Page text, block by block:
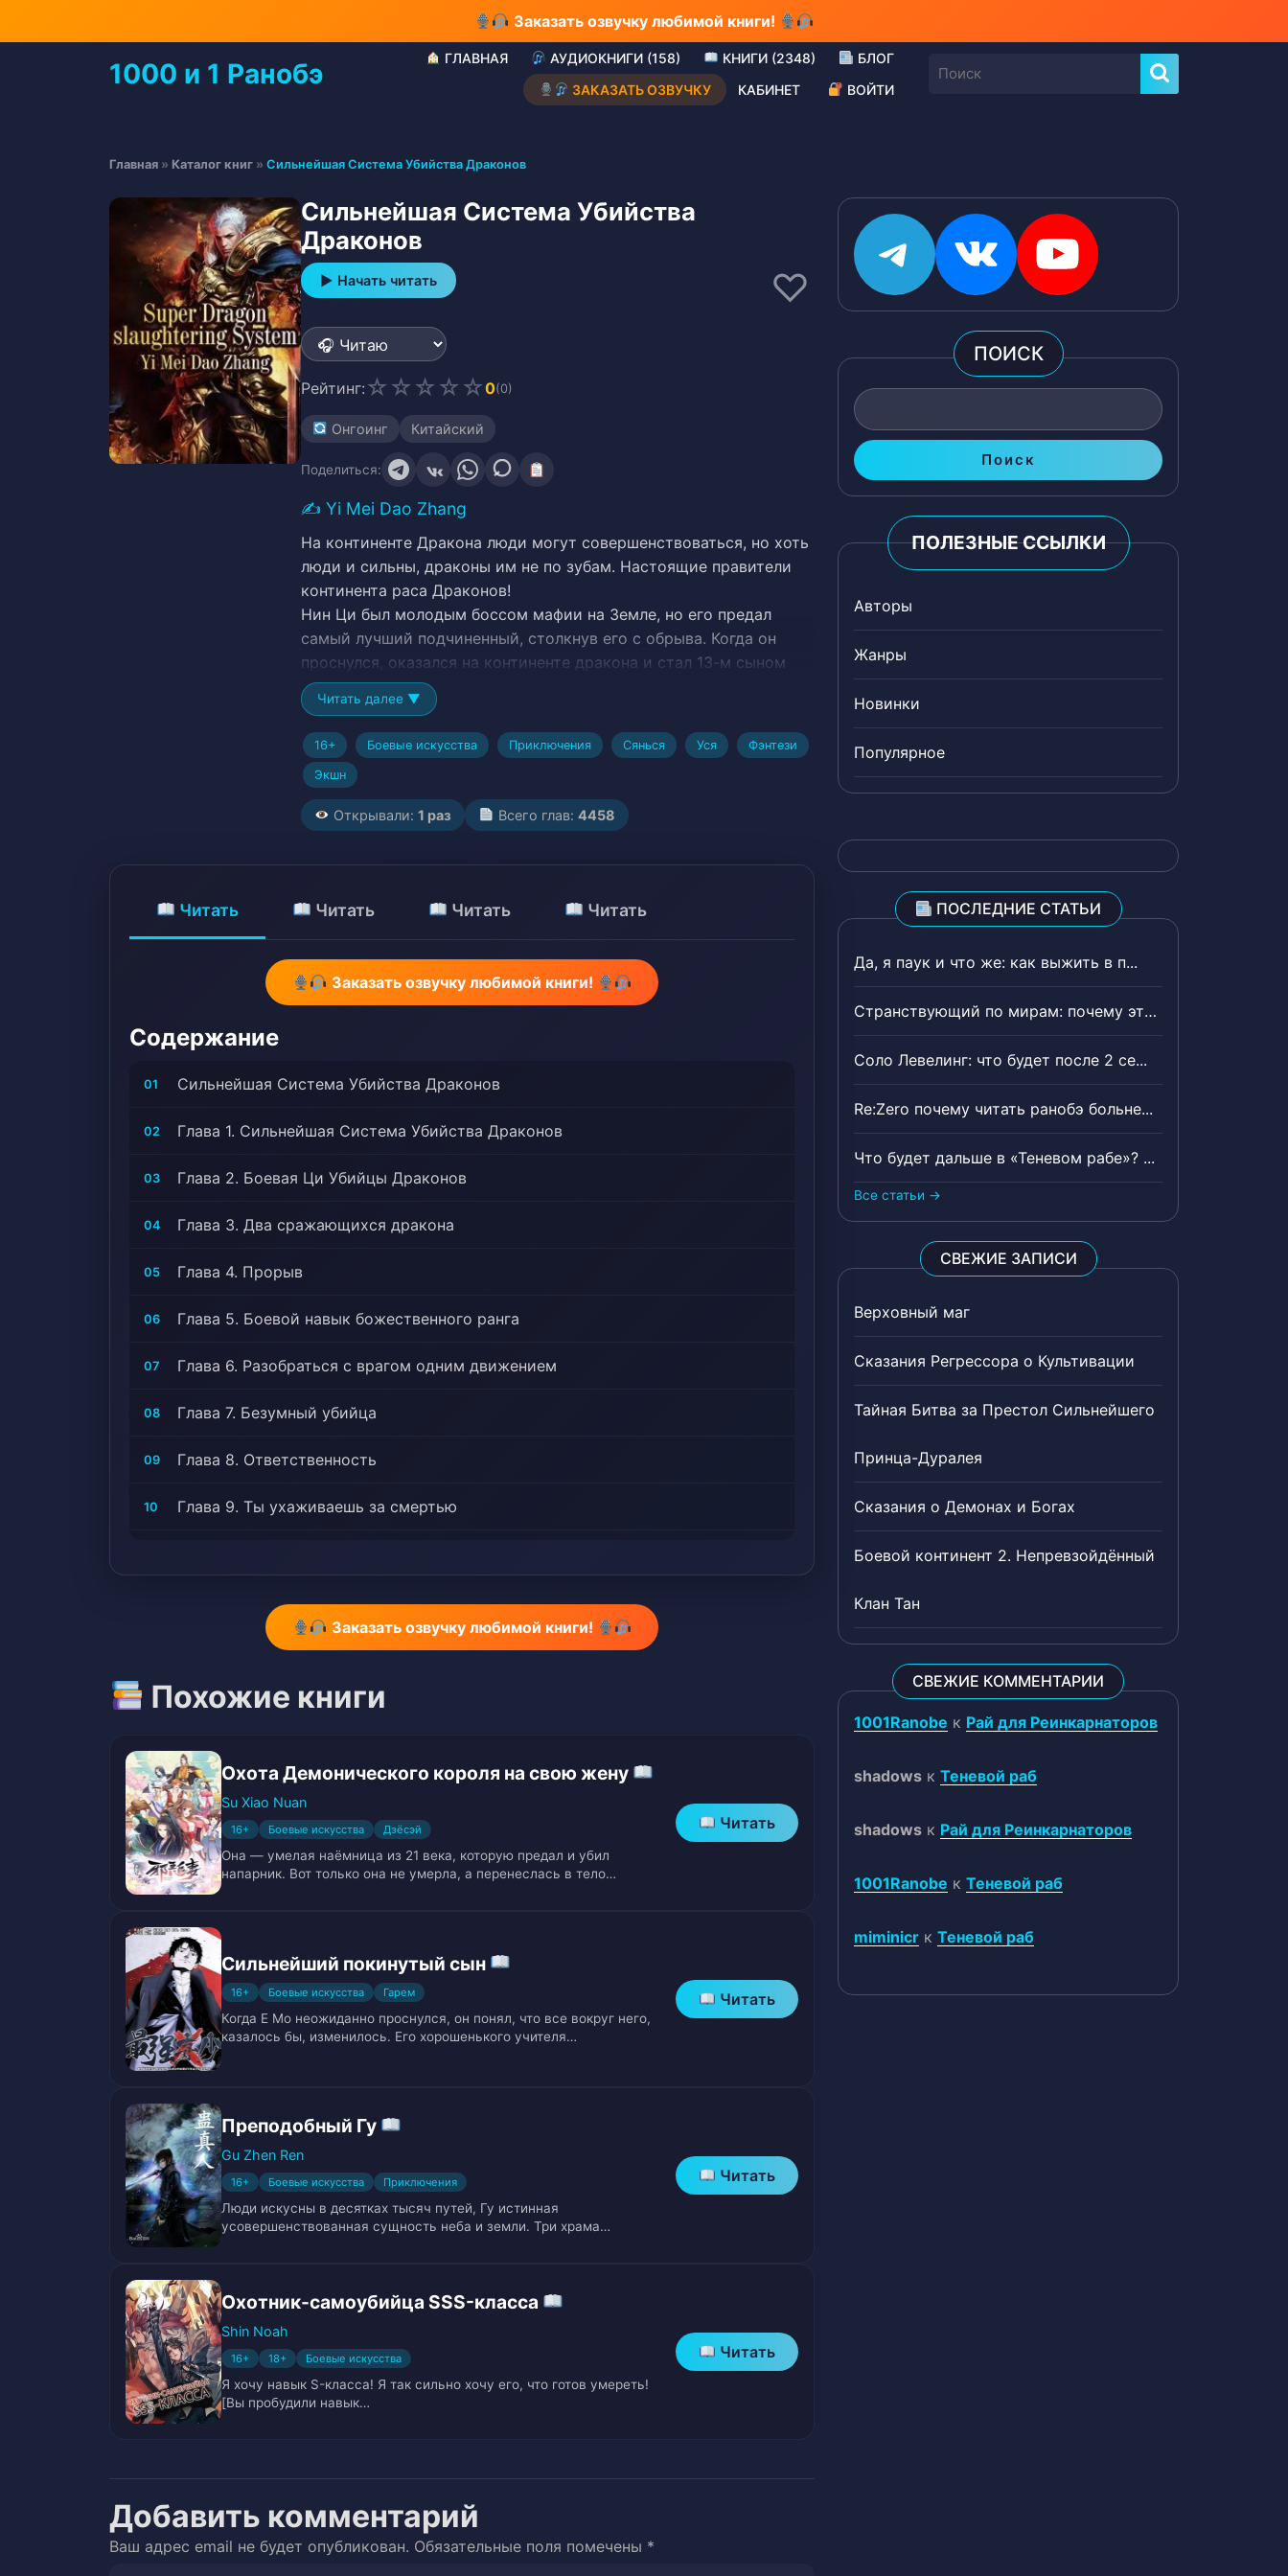
Заказать озвучку любимой книги!
1000 и 1 Ранобэ ГЛАВНАЯ АУДИОКНИГИ (158) КНИГИ (2348)
БЛОГ
ЗАКАЗАТЬ ОЗВУЧКУ
КАБИНЕТ ВОЙТИ
Найти:
Главная » Каталог книг » Сильнейшая Система Убийства Драконов
Сильнейшая Система Убийства
Драконов
▶ Начать читать ♡
Рейтинг: ☆ ☆ ☆ ☆ ☆0(0)
Онгоинг Китайский
Поделиться:
✍️ Yi Mei Dao Zhang
На континенте Дракона люди могут совершенствоваться, но хоть
люди и сильны, драконы им не по зубам. Настоящие правители
континента раса Драконов!
Нин Ци был молодым боссом мафии на Земле, но его предал
самый лучший подчиненный, столкнув его с обрыва. Когда он
проснулся, оказался на континенте дракона и стал 13-м сыном
чемпиона Империи Цинь Тан. Одновременно с этим была
активирована Сильнейшая Система Убийцы Драконов, что
изменило его судьбу.
Кто настоящие родители Нин Ци? Где они? Кто же на самом деле
Нин Ци?# Masochistic Characters, Cowardly Protagonist,
Переселение, Протагонист — парень, Система уровней,
Становление сильного
Читать далее ▼
16+ Боевые искусства Приключения Сянься Уся Фэнтези
Экшн
Открывали:1 раз Всего глав: 4458
Читать Читать Читать Читать
Заказать озвучку любимой книги!
Содержание
01 Сильнейшая Система Убийства Драконов
02 Глава 1. Сильнейшая Система Убийства Драконов
03 Глава 2. Боевая Ци Убийцы Драконов
04 Глава 3. Два сражающихся дракона
05 Глава 4. Прорыв
06 Глава 5. Боевой навык божественного ранга
07 Глава 6. Разобраться с врагом одним движением
08 Глава 7. Безумный убийца
09 Глава 8. Ответственность
10 Глава 9. Ты ухаживаешь за смертью
Глава 11. Сражение с Лун Ао Тянем
Глава 12. Зал Ста Трав
14 Глава 13. Клан Бездомных
16 Глава 15. Более десяти тысяч очков жизни
17 Глава 16. День Охоты
18 Глава 17. Засада
19 Глава 18. Багровая Фея Ли Мо Чоу
20 Глава 19. Огненная Обезьяна
21 Глава 20. Заполучить птицу фиолетовых молний
22 Глава 21. Катастрофа
23 Глава 22. Грязный язык
24 Глава 23. Зеркало Возврата
25 Глава 24. Черный Огненный Дракон
27 Глава 26. Мольба о пощаде
28 Глава 27. Тройное Повышение
29 Глава 28. Коронованный Зелёной Шляпой Нин Хунду
Глава 31. Миссия продвижения
Заказать озвучку любимой книги!
Похожие книги
Охота Демонического короля на свою жену
Su Xiao Nuan
16+ Боевые искусства Дзёсэй
Она — умелая наёмница из 21 века, которую предал и убил
напарник. Вот только она не умерла, а перенеслась в тело…
Читать
Сильнейший покинутый сын
16+ Боевые искусства Гарем
Когда Е Мо неожиданно проснулся, он понял, что все вокруг него,
казалось бы, изменилось. Его хорошенького учителя…
Читать
Преподобный Гу
Gu Zhen Ren
16+ Боевые искусства Приключения
Люди искусны в десятках тысяч путей, Гу истинная
усовершенствованная сущность неба и земли. Три храма…
Читать
Охотник-самоубийца SSS-класса
Shin Noah
16+ 18+ Боевые искусства
Я хочу навык S-класса! Я так сильно хочу его, что готов умереть!
[Вы пробудили навык…
Читать
Добавить комментарий
Ваш адрес email не будет опубликован. Обязательные поля помечены *
Telegram ВКонтакте YouTube
ПОИСК
Поиск
ПОЛЕЗНЫЕ ССЫЛКИ
Авторы
Жанры
Новинки
Популярное
ПОСЛЕДНИЕ СТАТЬИ
Да, я паук и что же: как выжить в п...
Странствующий по мирам: почему эта ...
Соло Левелинг: что будет после 2 се...
Re:Zero почему читать ранобэ больне...
Что будет дальше в «Теневом рабе»? ...
Все статьи →
СВЕЖИЕ ЗАПИСИ
Верховный маг
Сказания Регрессора о Культивации
Тайная Битва за Престол Сильнейшего
Принца-Дуралея
Сказания о Демонах и Богах
Боевой континент 2. Непревзойдённый
Клан Тан
СВЕЖИЕ КОММЕНТАРИИ
1001Ranobe к Рай для Реинкарнаторов
shadows к Теневой раб
shadows к Рай для Реинкарнаторов
1001Ranobe к Теневой раб
miminicr к Теневой раб